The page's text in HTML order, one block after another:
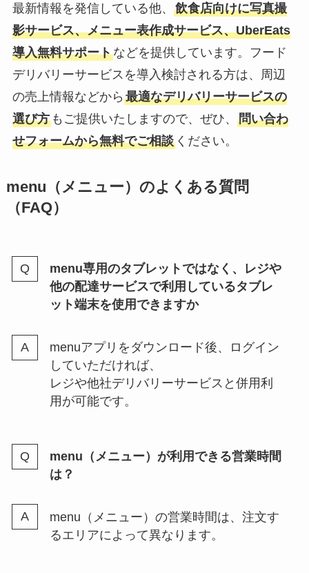
最新情報を発信している他、 飲食店向けに写真撮
影サービス、メニュー表作成サービス、UberEats
導入無料サポートなどを提供しています。フード
デリバリーサービスを導入検討される方は、周辺
の売上情報などから 最適なデリバリーサービスの
選び方もご提供いたしますので、ぜひ、 問い合わ
せフォームから無料でご相談ください。
menu（メニュー）のよくある質問
（FAQ）
menu専用のタブレットではなく、レジや
他の配達サービスで利用しているタブレ
ット端末を使用できますか
menuアプリをダウンロード後、ログイン
していただければ、
レジや他社デリバリーサービスと併用利
用が可能です。
menu（メニュー）が利用できる営業時間
は？
menu（メニュー）の営業時間は、注文す
るエリアによって異なります。